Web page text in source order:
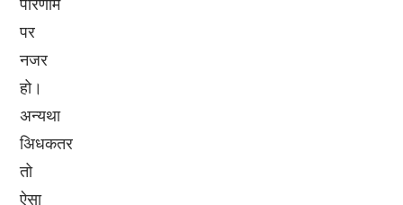
परिणाम
पर
नजर
हो।
अन्यथा
अिधकतर
तो
ऐसा